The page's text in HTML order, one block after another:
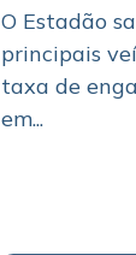
O Estadão
principais
taxa de
em...